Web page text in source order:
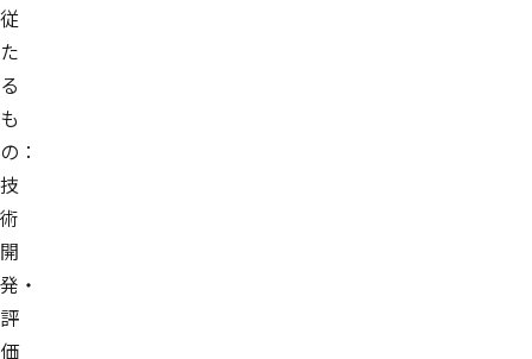
従
た
る
も
の：
技
術
開
発・
評
価